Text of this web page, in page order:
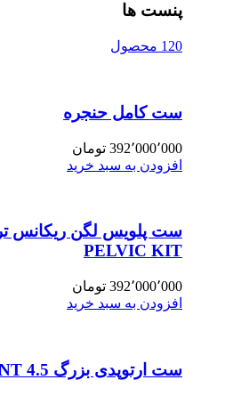
پنست ها
120 محصول
ست کامل حنجره
392٬000٬000 تومان
افزودن به سبد خرید
PELVIC KIT
392٬000٬000 تومان
افزودن به سبد خرید
ست ارتوپدی بزرگ 4.5 LARGE FRAGMENT